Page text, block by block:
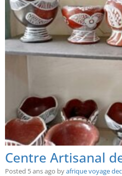
Centre Artisanal
Posted 5 ans ago byafrique voyage